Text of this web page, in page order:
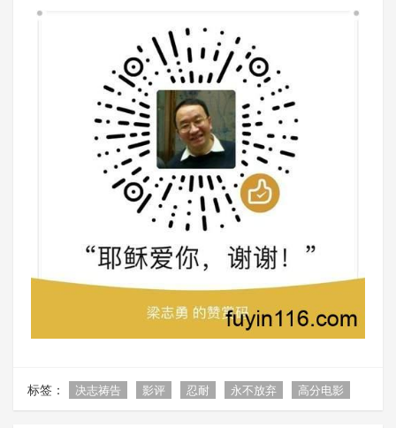
标签： 决志祷告 影评 忍耐 永不放弃 高分电影